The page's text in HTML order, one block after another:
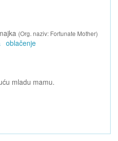
(Org. naziv: Fortunate Mother)
oblačenje
mladu mamu.